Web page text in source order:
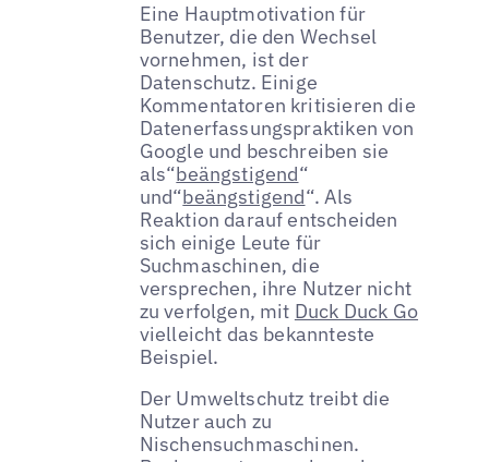
Eine Hauptmotivation für
Benutzer, die den Wechsel
vornehmen, ist der
Datenschutz. Einige
Kommentatoren kritisieren die
Datenerfassungspraktiken von
Google und beschreiben sie
als“beängstigend“
und“beängstigend“. Als
Reaktion darauf entscheiden
sich einige Leute für
Suchmaschinen, die
versprechen, ihre Nutzer nicht
zu verfolgen, mit Duck Duck Go
vielleicht das bekannteste
Beispiel.
Der Umweltschutz treibt die
Nutzer auch zu
Nischensuchmaschinen.